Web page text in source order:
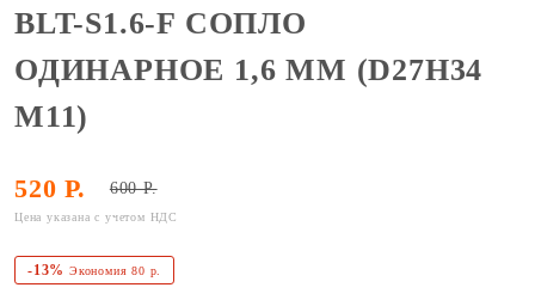
BLT-S1.6-F СОПЛО
ОДИНАРНОЕ 1,6 ММ (D27H34
M11)
520 Р. 600 Р.
Цена указана с учетом НДС
-13% Экономия 80 р.